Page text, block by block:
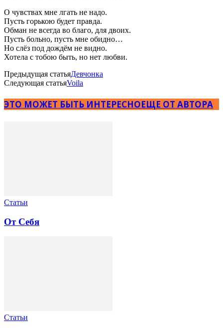
О чувствах мне лгать не надо.
Пусть горькою будет правда.
Обман не всегда во благо, для двоих.
Пусть больно, пусть мне обидно…
Но слёз под дождём не видно.
Хотела с тобою быть, но нет любви.
Предыдущая статьяДевчонка
Следующая статьяVoila
ЭТО МОЖЕТ БЫТЬ ИНТЕРЕСНОЕЩЕ ОТ АВТОРА
Статьи
От Себя
Статьи